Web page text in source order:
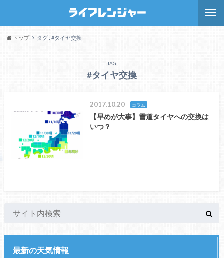
トップ タグ : #タイヤ交換
TAG
#タイヤ交換
2017.10.20 コラム
【早めが大事】雪道タイヤへの交換は
いつ？
最新の天気情報